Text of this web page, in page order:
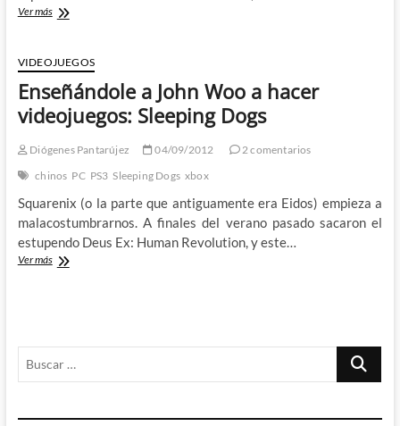
Ver más¿De
salido
este
huevo
chino?:
Historia
peligro
amarillo
VIDEOJUEGOS
Enseñándole a John Woo a hacer
videojuegos: Sleeping Dogs
Diógenes Pantarújez 04/09/2012
2 comentarios
chinos PC PS3 Sleeping Dogs xbox
Squarenix (o la parte que antiguamente era Eidos) empieza a
malacostumbrarnos. A finales del verano pasado sacaron el
estupendo Deus Ex: Human Revolution, y este…
Ver másEnseñándole
Sleeping
Dogs
Buscar